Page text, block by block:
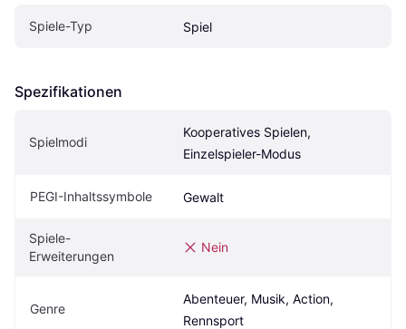
Spiele-Typ Spiel
Spezifikationen
Spielmodi
Kooperatives Spielen,
Einzelspieler-Modus
PEGI-Inhaltssymbole Gewalt
Spiele-
Erweiterungen
Nein
Genre
Abenteuer, Musik, Action,
Rennsport